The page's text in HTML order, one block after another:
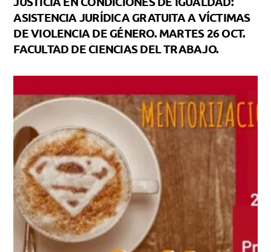
ASISTENCIA JURÍDICA GRATUITA A VÍCTIMAS
DE VIOLENCIA DE GÉNERO. MARTES 26 OCT.
FACULTAD DE CIENCIAS DEL TRABAJO.